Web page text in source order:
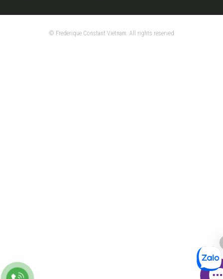
© Frederique Constant Vietnam. All rights reserved